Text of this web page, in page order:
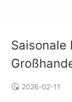
2026-02-11